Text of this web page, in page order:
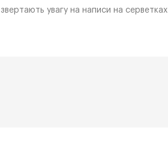
звертають увагу на написи на серветках